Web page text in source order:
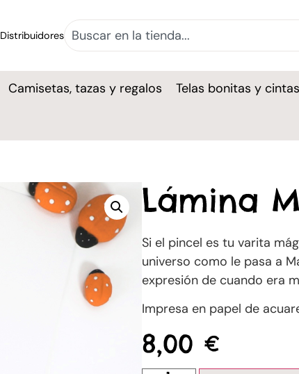
Distribuidores
Camisetas, tazas y regalos Telas bonitas y cintas
Lámina
Si el pincel es tu varita
universo como le pasa a
expresión de cuando era
Impresa en papel de
8,00 €